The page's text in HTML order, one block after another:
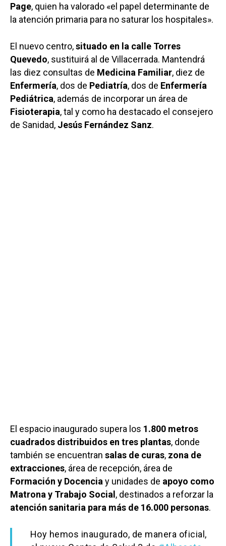
Page, quien ha valorado «el papel determinante de
la atención primaria para no saturar los hospitales».
El nuevo centro,situado en la calle Torres
Quevedo, sustituirá al de Villacerrada. Mantendrá
las diez consultas de Medicina Familiar, diez de
Enfermería, dos de Pediatría, dos de Enfermería
Pediátrica, además de incorporar un área de
Fisioterapia, tal y como ha destacado el consejero
de Sanidad, Jesús Fernández Sanz.
El espacio inaugurado supera los 1.800 metros
cuadrados distribuidos en tres plantas, donde
también se encuentran salas de curas, zona de
extracciones, área de recepción, área de
Formación y Docencia y unidades de apoyo como
Matrona y Trabajo Social, destinados a reforzar la
atención sanitaria para más de 16.000 personas.
Hoy hemos inaugurado, de manera oficial,